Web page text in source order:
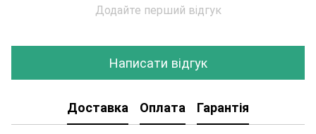
Додайте перший відгук
Написати відгук
Доставка Оплата Гарантія